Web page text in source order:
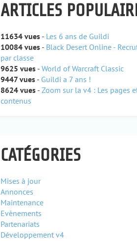
ARTICLES
11634 vues - Les 6 ans de Guildi
10084 vues - Black Desert Online -
par classe
9625 vues - World of Warcraft Classic
9447 vues - Guildi a 7 ans !
8624 vues - Zoom sur la v4 : Les pages
contenus
CATÉGORIES
Mises à jour
Annonces
Maintenance
Evènements
Partenariats
Développement v4